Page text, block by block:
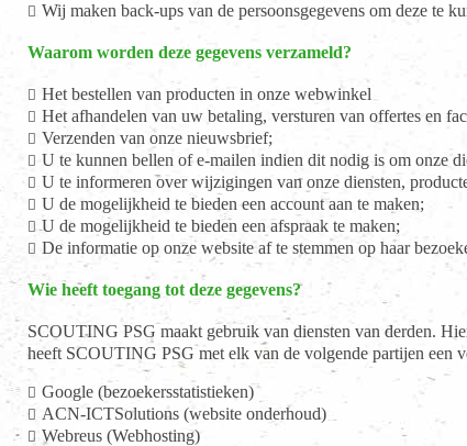
Wij maken back-ups van de persoonsgegevens om deze te
Waarom worden deze gegevens verzameld?
Het bestellen van producten in onze webwinkel
Het afhandelen van uw betaling, versturen van offertes en
Verzenden van onze nieuwsbrief;
U te kunnen bellen of e-mailen indien dit nodig is om onze
U te informeren over wijzigingen van onze diensten,
U de mogelijkheid te bieden een account aan te maken;
U de mogelijkheid te bieden een afspraak te maken;
De informatie op onze website af te stemmen op haar
Wie heeft toegang tot deze gegevens?
SCOUTING PSG maakt gebruik van diensten van derden.
heeft SCOUTING PSG met elk van de volgende partijen een
Google (bezoekersstatistieken)
ACN-ICTSolutions (website onderhoud)
Webreus (Webhosting)